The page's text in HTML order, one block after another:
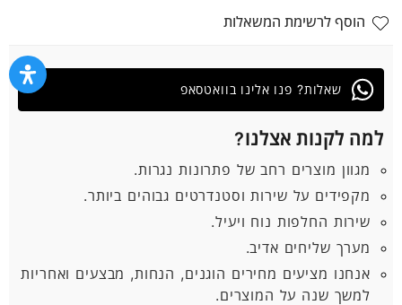
הוסף לרשימת המשאלות
למה לקנות אצלנו?
מגוון מוצרים רחב של פתרונות נגרות.
מקפידים על שירות וסטנדרטים גבוהים ביותר.
שירות החלפות נוח ויעיל.
מערך שליחים אדיב.
אנחנו מציעים מחירים הוגנים, הנחות, מבצעים ואחריות
למשך שנה על המוצרים.
שאלות? פנו אלינו בוואטסאפ